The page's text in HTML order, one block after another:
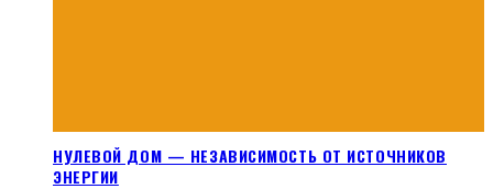
НУЛЕВОЙ ДОМ — НЕЗАВИСИМОСТЬ ОТ ИСТОЧНИКОВ
ЭНЕРГИИ